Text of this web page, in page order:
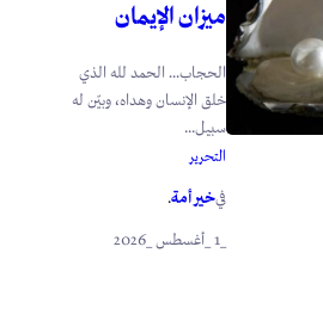
ميزان الإيمان
الحجاب… الحمد لله الذي
خلق الإنسان وهداه، وبيّن له
سبيل...
التحرير
فيخير أمة.
_1 _أغسطس _2026